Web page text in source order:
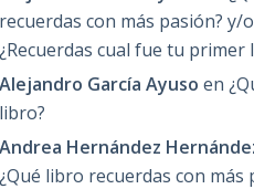
recuerdas con más pasión? y/o
¿Recuerdas cual fue tu primer
Alejandro García Ayuso en
libro?
Andrea Hernández
¿Qué libro recuerdas con más